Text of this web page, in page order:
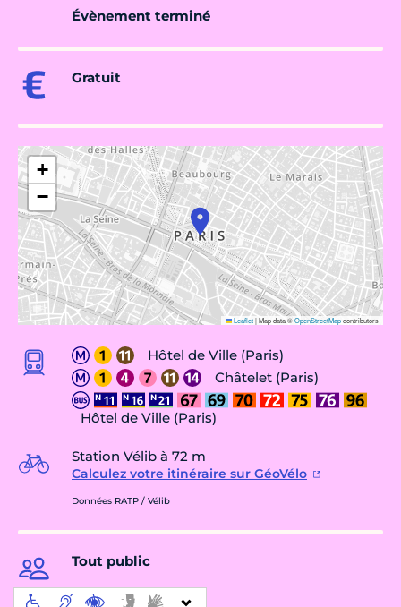
Évènement terminé
Gratuit
+
−
Leaflet|Map data ©OpenStreetMapcontributors
Hôtel de Ville (Paris)
Châtelet (Paris)
Hôtel de Ville (Paris)
Station Vélib à 72 m
Calculez votre itinéraire sur GéoVélo
Données RATP / Vélib
Tout public